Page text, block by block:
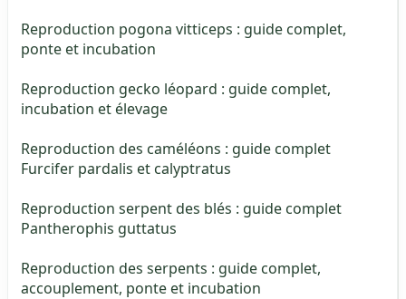
Reproduction pogona vitticeps : guide complet,
ponte et incubation
Reproduction gecko léopard : guide complet,
incubation et élevage
Reproduction des caméléons : guide complet
Furcifer pardalis et calyptratus
Reproduction serpent des blés : guide complet
Pantherophis guttatus
Reproduction des serpents : guide complet,
accouplement, ponte et incubation